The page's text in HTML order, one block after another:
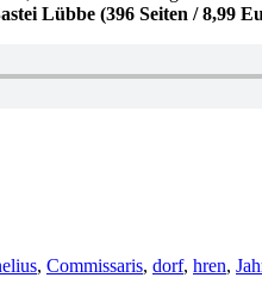
Lübbe (396 Seiten / 8,99
, Commissaris, dorf, hren,